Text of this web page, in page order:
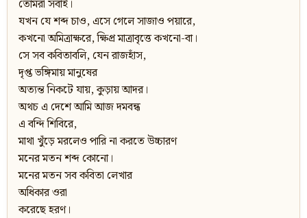
তোমরা সবাই।
যখন যে শব্দ চাও, এসে গেলে সাজাও পয়ারে,
কখনো অমিত্রাক্ষরে, ক্ষিপ্র মাত্রাবৃত্তে কখনো-বা।
সে সব কবিতাবলি, যেন রাজহাঁস,
দৃপ্ত ভঙ্গিমায় মানুষের
অত্যন্ত নিকটে যায়, কুড়ায় আদর।
অথচ এ দেশে আমি আজ দমবন্ধ
এ বন্দি শিবিরে,
মাথা খুঁড়ে মরলেও পারি না করতে উচ্চারণ
মনের মতন শব্দ কোনো।
মনের মতন সব কবিতা লেখার
অধিকার ওরা
করেছে হরণ।